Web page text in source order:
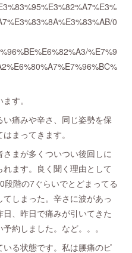
0
%E7%9
す。
痛みや辛さ、同じ姿勢を保
まってきます。
まが多くついつい後回しに
ます。良く聞く理由として
階の7ぐらいでとどまってる
しまった。辛さに波があっ
、昨日で痛みが引いてきた
約しました。など。。。
る状態です。私は腰痛のピ